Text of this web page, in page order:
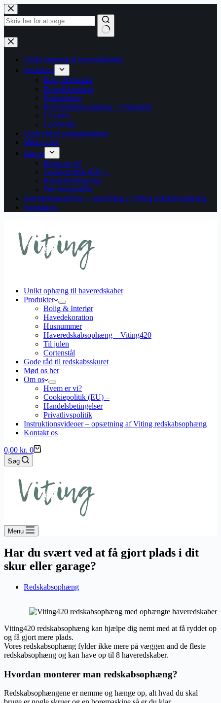
Fortsæt
til
indhold
Ingen
resultater
Unikt ophæng til haveredskaber
Produkter
Bolig & Interiør
Havedekoration
Husnummer
Haveredskabsophæng – Viting420
Til julen
Cortenstål
Gode råd til redskabsskuret
Mød os her
Om os
Hvem er vi?
Cookiepolitik (EU) –
Handelsbetingelser
Privatlivspolitik
Instruktionsvideoer – opsætning af Viting redskabsophæng
Kontakt os
Unikt ophæng til haveredskaber
Produkter
Bolig & Interiør
Havedekoration
Husnummer
Haveredskabsophæng – Viting420
Til julen
Cortenstål
Gode råd til redskabsskuret
Mød os her
Om os
Hvem er vi?
Cookiepolitik (EU) –
Handelsbetingelser
Privatlivspolitik
Instruktionsvideoer – opsætning af Viting redskabsophæng
Kontakt os
Indkøbskurv
0,00 kr. 0
Søg
Menu
Har du svært ved at få gjort plads i dit
skur eller garage?
Redskabsophæng
Viting420 redskabsophæng kan hjælpe dig nemt med at få ryddet op
og få gjort mere plads.
Vores redskabsophæng fylder ikke mere på væggen and de fleste
redskabsophæng og kan have op til 8 haveredskaber.
Hvordan monterer man redskabsophæng?
Redskabsophængene er nemme og hænge op, alt hvad du skal